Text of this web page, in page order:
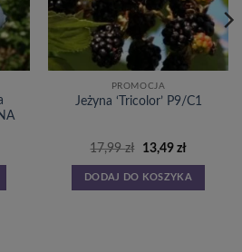
zł.
PROMOCJA
Jeżyna ‘Tricolor’ P9/C1
17,99zł
Pierwotna
wynosiła:
17,99 zł.
13,49 złAktualna
wynosi:
13,49 zł.
DODAJ DO KOSZYKA